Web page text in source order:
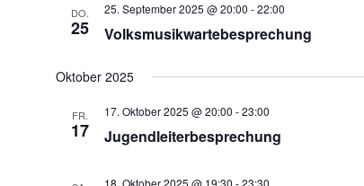
DO.
25
25. September 2025 @ 20:00 -22:00
Volksmusikwartebesprechung
Oktober 2025
FR.
17
17. Oktober 2025 @ 20:00 -23:00
Jugendleiterbesprechung